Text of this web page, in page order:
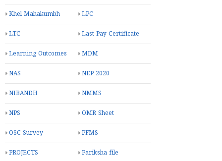
Khel Mahakumbh LPC
LTC Last Pay Certificate
Learning Outcomes MDM
NAS NEP 2020
NIBANDH NMMS
NPS OMR Sheet
OSC Survey PFMS
PROJECTS Pariksha file